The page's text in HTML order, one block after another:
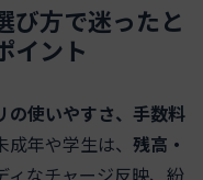
び方で迷ったと
イント
の使いやすさ、手数料
年や学生は、 残高・
ィなチャージ反映、紛